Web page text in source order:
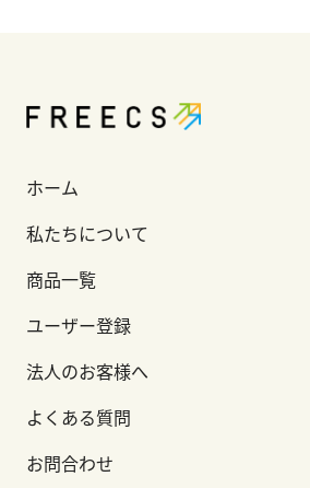
ホーム
私たちについて
商品一覧
ユーザー登録
法人のお客様へ
よくある質問
お問合わせ